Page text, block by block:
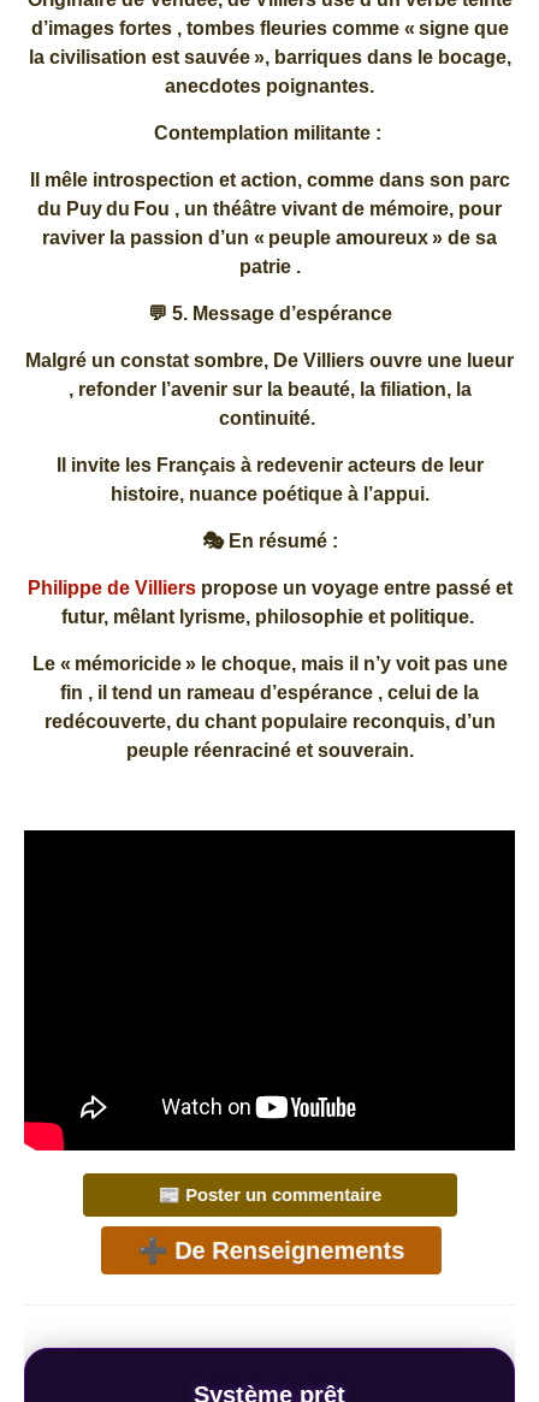
d’images fortes , tombes fleuries comme « signe que
la civilisation est sauvée », barriques dans le bocage,
anecdotes poignantes.
Contemplation militante :
Il mêle introspection et action, comme dans son parc
du Puy du Fou , un théâtre vivant de mémoire, pour
raviver la passion d’un « peuple amoureux » de sa
patrie .
💬 5. Message d’espérance
Malgré un constat sombre, De Villiers ouvre une lueur
, refonder l’avenir sur la beauté, la filiation, la
continuité.
Il invite les Français à redevenir acteurs de leur
histoire, nuance poétique à l’appui.
🎭 En résumé :
Philippe de Villierspropose un voyage entre passé et
futur, mêlant lyrisme, philosophie et politique.
Le « mémoricide » le choque, mais il n’y voit pas une
fin , il tend un rameau d’espérance , celui de la
redécouverte, du chant populaire reconquis, d’un
peuple réenraciné et souverain.
Système prêt